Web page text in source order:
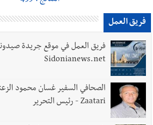
فريق العمل
فريق العمل في موقع جريدة
Sidonianews.net
Zaatari - رئيس التحرير